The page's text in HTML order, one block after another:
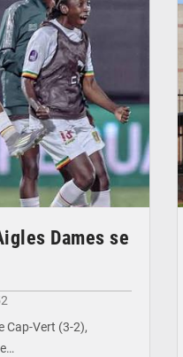
Dames se
Cap-Vert (3-2),